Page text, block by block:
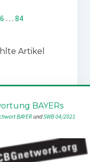
… 84
Artikel
BAYERs
BAYER und SWB 04/2021